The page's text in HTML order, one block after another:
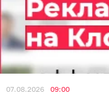
07.08.2026 09:00